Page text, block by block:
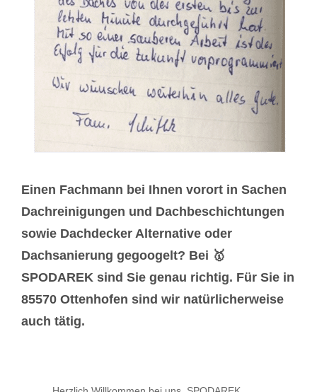
Einen Fachmann bei Ihnen vorort in Sachen
Dachreinigungen und Dachbeschichtungen
sowie Dachdecker Alternative oder
Dachsanierung gegoogelt? Bei 🥇
SPODAREK sind Sie genau richtig. Für Sie in
85570 Ottenhofen sind wir natürlicherweise
auch tätig.